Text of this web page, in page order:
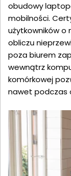
obudowy
mobilności.
użytkowników o
obliczu
poza biurem
wewnątrz
komórkowej
nawet podczas